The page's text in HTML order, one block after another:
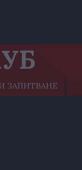
ЗАПИТВАНЕ